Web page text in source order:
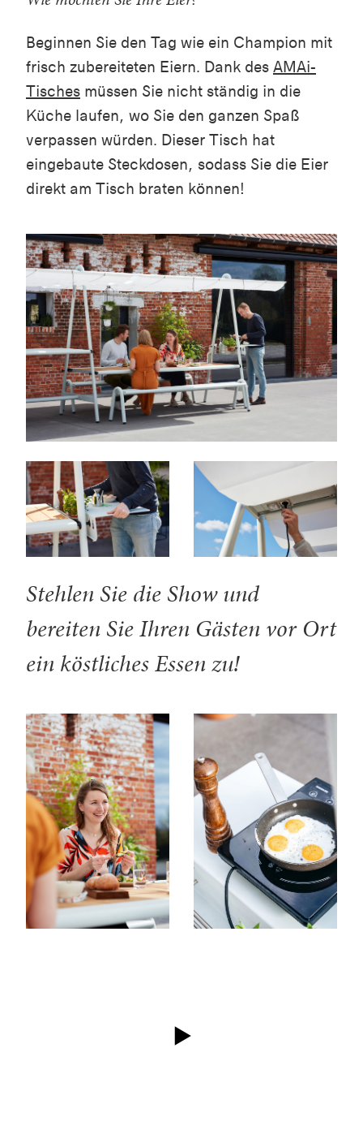
Beginnen Sie den Tag wie ein Champion mit
frisch zubereiteten Eiern. Dank des AMAi-
Tisches müssen Sie nicht ständig in die
Küche laufen, wo Sie den ganzen Spaß
verpassen würden. Dieser Tisch hat
eingebaute Steckdosen, sodass Sie die Eier
direkt am Tisch braten können!
Stehlen Sie die Show und
bereiten Sie Ihren Gästen vor Ort
ein köstliches Essen zu!